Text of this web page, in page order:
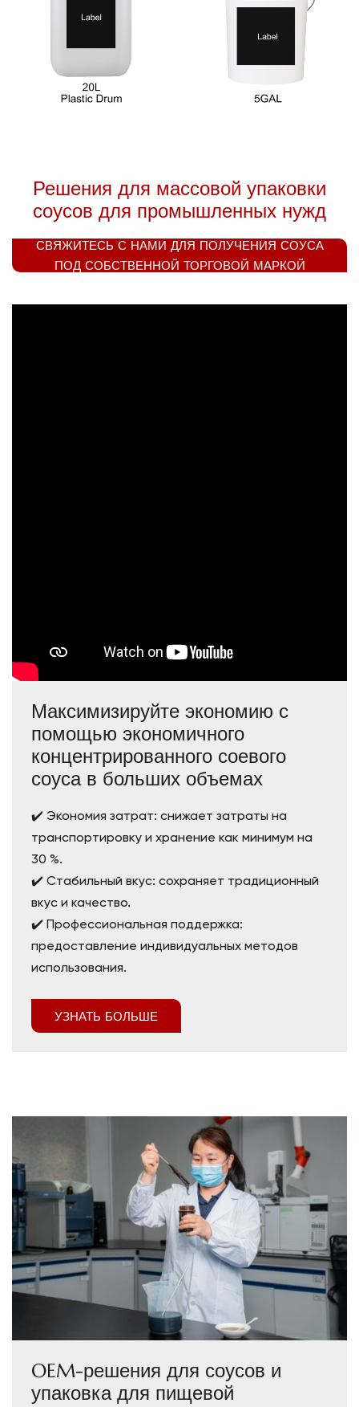
Решения для массовой упаковки
соусов для промышленных нужд
СВЯЖИТЕСЬ С НАМИ ДЛЯ ПОЛУЧЕНИЯ СОУСА
ПОД СОБСТВЕННОЙ ТОРГОВОЙ МАРКОЙ
Максимизируйте экономию с
помощью экономичного
концентрированного соевого
соуса в больших объемах
✔️ Экономия затрат: снижает затраты на
транспортировку и хранение как минимум на
30 %.
✔️ Стабильный вкус: сохраняет традиционный
вкус и качество.
✔️ Профессиональная поддержка:
предоставление индивидуальных методов
использования.
УЗНАТЬ БОЛЬШЕ
OEM-решения для соусов и
упаковка для пищевой